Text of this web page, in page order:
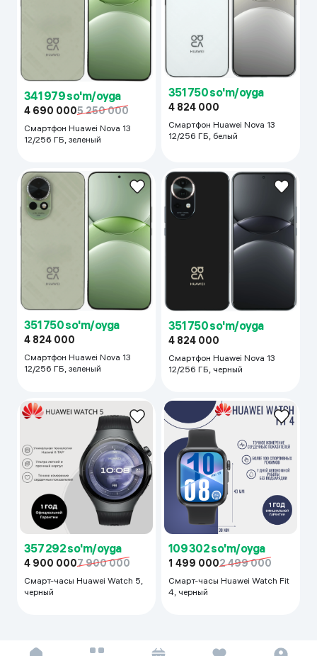
341 979 so'm/oyga
4 690 0005 250 000
Смартфон Huawei Nova 13
12/256 ГБ, зеленый
351 750 so'm/oyga
4 824 000
Смартфон Huawei Nova 13
12/256 ГБ, белый
351 750 so'm/oyga
4 824 000
Смартфон Huawei Nova 13
12/256 ГБ, зеленый
351 750 so'm/oyga
4 824 000
Смартфон Huawei Nova 13
12/256 ГБ, черный
357 292 so'm/oyga
4 900 0007 900 000
Смарт-часы Huawei Watch 5,
черный
109 302 so'm/oyga
1 499 0002 499 000
Смарт-часы Huawei Watch Fit
4, черный